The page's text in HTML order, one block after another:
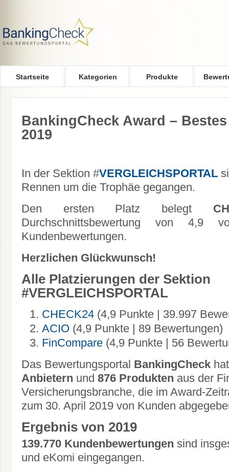
Startseite Kategorien Produkte
BankingCheck Award –
2019
In der Sektion #VERGLEICHSPORTAL
Rennen um die Trophäe gegangen.
Den ersten Platz belegt
Durchschnittsbewertung von 4,9
Kundenbewertungen.
Herzlichen Glückwunsch!
Alle Platzierungen der Sektion
#VERGLEICHSPORTAL
CHECK24 (4,9 Punkte | 39.997
ACIO (4,9 Punkte | 89 Bewertungen)
FinCompare (4,9 Punkte | 56
Das Bewertungsportal BankingCheck
Anbietern und 876 Produkten aus der
Versicherungsbranche, die im Award-
zum 30. April 2019 von Kunden
Ergebnis von 2019
139.770 Kundenbewertungen sind
und eKomi eingegangen.